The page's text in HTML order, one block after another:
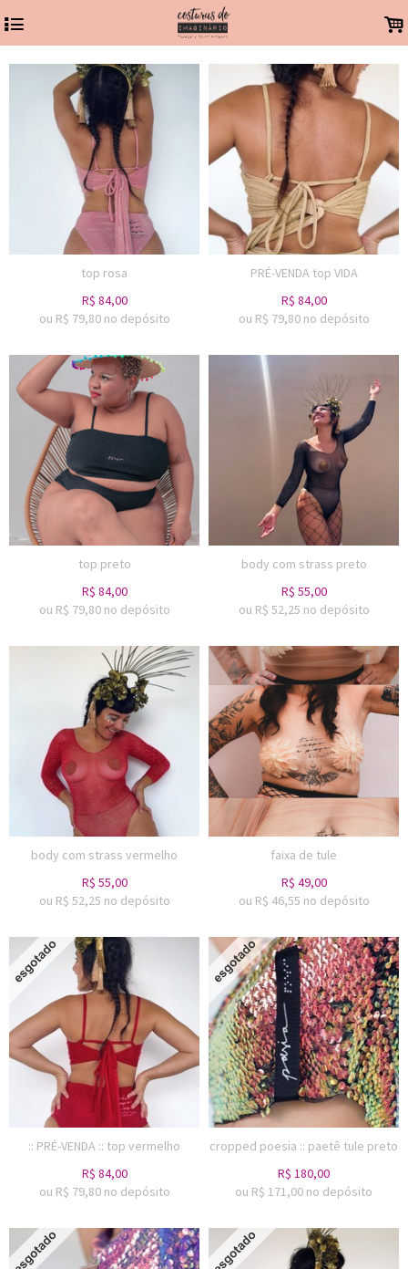
4 .
top rosa
R$ 84,00
ou R$ 79,80 no depósito
PRÉ-VENDA top VIDA
R$ 84,00
ou R$ 79,80 no depósito
top preto
R$ 84,00
ou R$ 79,80 no depósito
body com strass preto
R$ 55,00
ou R$ 52,25 no depósito
body com strass vermelho
R$ 55,00
ou R$ 52,25 no depósito
faixa de tule
R$ 49,00
ou R$ 46,55 no depósito
:: PRÉ-VENDA :: top vermelho
R$ 84,00
ou R$ 79,80 no depósito
cropped poesia :: paetê tule preto
R$ 180,00
ou R$ 171,00 no depósito